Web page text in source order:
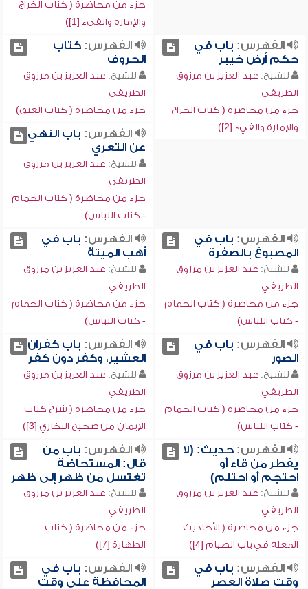
جزء من محاضرة ( كتاب الخراج
والإمارة والفيء [1])
الفهرس: باب في
حكم أرض خيبر
للشيخ: عبد العزيز بن مرزوق
الطريفي
جزء من محاضرة ( كتاب الخراج
والإمارة والفيء [2])
الفهرس:كتاب
الحروف
للشيخ: عبد العزيز بن مرزوق
الطريفي
جزء من محاضرة ( كتاب العتق)
الفهرس: باب النهي
عن التعري
للشيخ: عبد العزيز بن مرزوق
الطريفي
جزء من محاضرة ( كتاب الحمام
- كتاب اللباس)
الفهرس: باب في
المصبوغ بالصفرة
للشيخ: عبد العزيز بن مرزوق
الطريفي
جزء من محاضرة ( كتاب الحمام
- كتاب اللباس)
الفهرس: باب في
أهب الميتة
للشيخ: عبد العزيز بن مرزوق
الطريفي
جزء من محاضرة ( كتاب الحمام
- كتاب اللباس)
الفهرس: باب في
الصور
للشيخ: عبد العزيز بن مرزوق
الطريفي
جزء من محاضرة ( كتاب الحمام
- كتاب اللباس)
الفهرس: باب كفران
العشير، وكفر دون كفر
للشيخ: عبد العزيز بن مرزوق
الطريفي
جزء من محاضرة ( شرح كتاب
الإيمان من صحيح البخاري [3])
الفهرس:حديث: (لا
يفطر من قاء أو
احتجم أو احتلم)
للشيخ: عبد العزيز بن مرزوق
الطريفي
جزء من محاضرة ( الأحاديث
المعلة في باب الصيام [4])
الفهرس: باب من
قال: المستحاضة
تغتسل من ظهر إلى ظهر
للشيخ: عبد العزيز بن مرزوق
الطريفي
جزء من محاضرة ( كتاب
الطهارة [7])
الفهرس: باب في
وقت صلاة العصر
الفهرس: باب في
المحافظة على وقت